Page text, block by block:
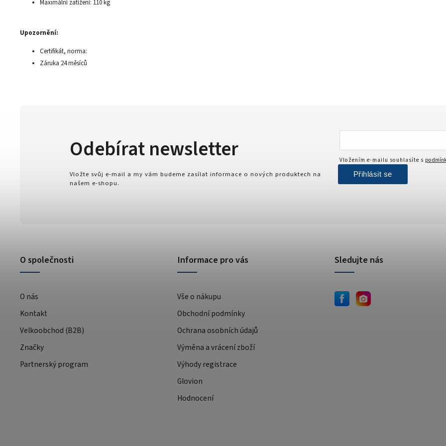
Maximální zatížení: 110 kg
Upozornění:
Certifikát, norma:
Záruka 24 měsíců
O společnosti
O nás
Kontakt
Velkoobchod (B2B)
Značky
Partnerský program
Informace pro vás
Vše o nákupu
Obchodní podmínky
Ochrana osobních údajů
Výměna a vrácení zboží
Výhody registrace
Glovion
Hodnocení
Odebírat newsletter
Vložte svůj e-mail a my vám budeme zasílat informace o nových produktech na
našem e-shopu.
Vložením e-mailu souhlasíte s
Přihlásit se
Sledujte nás